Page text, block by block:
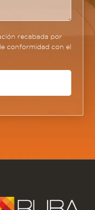
recabada por
conformidad con el